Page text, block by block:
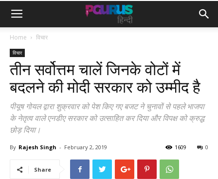
Home विचार
विचार
तीन सर्वोत्तम चालें जिनके वोटों में
बदलने की मोदी सरकार को उम्मीद है
पीयूष गोयल द्वारा शुक्रवार को पेश किए गए बजट ने चुनावों से पहले भाजपा
के नेतृत्व वाले एनडीए सरकार को उत्साहित कर दिया और विपक्ष को क्रुद्ध
छोड़ दिया।
By Rajesh Singh - February 2, 2019 0
1609
Share